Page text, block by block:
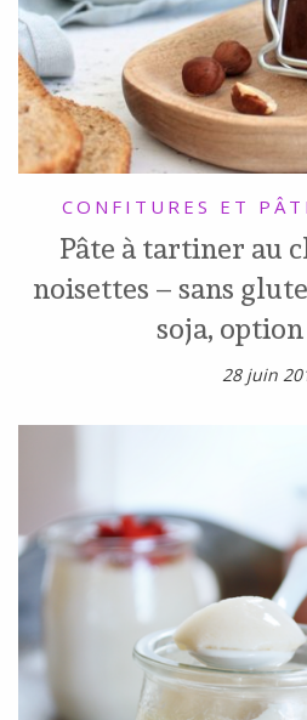
CONFITURES ET
Pâte à tartiner au
noisettes – sans
soja,
28 juin